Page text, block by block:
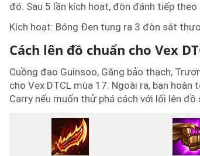
đó. Sau 5 lần kích hoạt, đòn đánh tiếp
Kích hoạt: Bóng Đen tung ra 3 đòn sát
Cách lên đồ chuẩn cho Vex
Cuồng đao Guinsoo, Găng bảo thạch,
cho Vex DTCL mùa 17. Ngoài ra, bạn
Carry nếu muốn thử phá cách với lối lên